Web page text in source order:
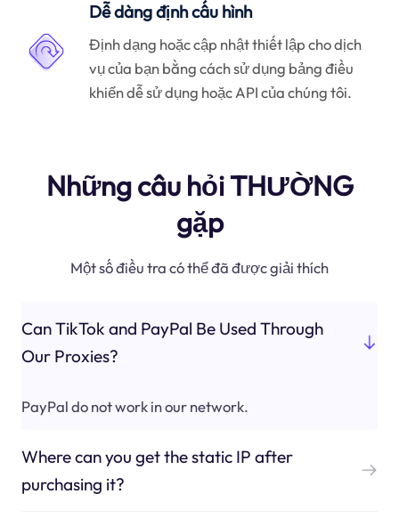
Dễ dàng định cấu hình
Định dạng hoặc cập nhật thiết lập cho dịch
vụ của bạn bằng cách sử dụng bảng điều
khiển dễ sử dụng hoặc API của chúng tôi.
Những câu hỏi THƯỜNG
gặp
Một số điều tra có thể đã được giải thích
Can TikTok and PayPal Be Used Through
Our Proxies?
PayPal do not work in our network.
Where can you get the static IP after
purchasing it?